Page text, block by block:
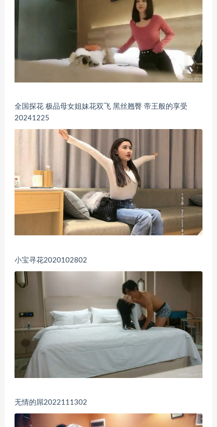
全国探花 极品母女姐妹花双飞 黑丝翘臀 帝王般的享受
20241225
小宝寻花2020102802
无情的屌2022111302